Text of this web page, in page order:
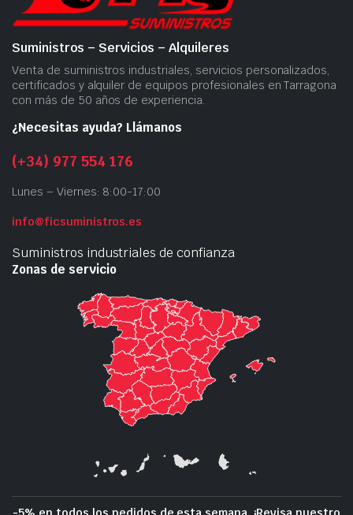
Suministros – Servicios – Alquileres
Venta de suministros industriales, servicios personalizados,
certificados y alquiler de equipos profesionales en Tarragona
con más de 50 años de experiencia.
¿Necesitas ayuda? Llámanos
(+34) 977 554 176
Lunes – Viernes: 8:00-17:00
info@ficsuministros.es
Suministros industriales de confianza
Zonas de servicio